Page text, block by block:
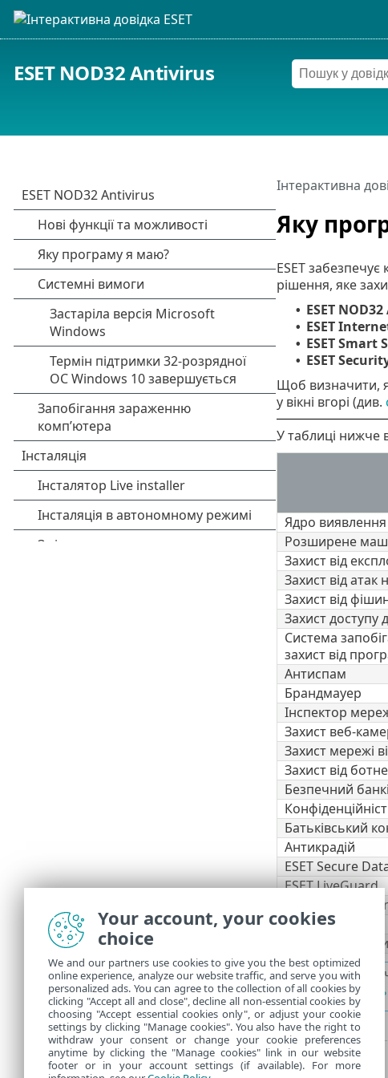
ESET NOD32 Antivirus
Яку
Інтерактивна
ESET
рішення, яке
• ESET
• ESET
• ESET Smart
• ESET
Щоб визначити,
у вікні вгорі (див.
У таблиці нижче
Ядро виявлення
Розширене
Захист від
Захист від атак
Захист від
Захист доступу
Система
захист від
Антиспам
Брандмауер
Інспектор
Захист веб-
Захист мережі
Захист від
Безпечний
Батьківський
Антикрадій
ESET Secure
ESET LiveGuard
ESET Folder
VPN
Захист
Деякі
Your account, your cookies
choice
We and our partners use cookies to give you the best optimized
online experience, analyze our website traffic, and serve you with
personalized ads. You can agree to the collection of all cookies by
clicking "Accept all and close", decline all non-essential cookies by
choosing "Accept essential cookies only", or adjust your cookie
settings by clicking "Manage cookies". You also have the right to
withdraw your consent or change your cookie preferences
anytime by clicking the "Manage cookies" link in our website
footer or in your account settings (if available). For more